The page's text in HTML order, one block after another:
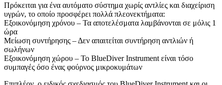
Πρόκειται για ένα αυτόματο σύστημα χωρίς αντλίες και διαχείριση
υγρών, το οποίο προσφέρει πολλά πλεονεκτήματα:
Εξοικονόμηση χρόνου – Τα αποτελέσματα λαμβάνονται σε μόλις 1
ώρα
Μείωση συντήρησης – Δεν απαιτείται συντήρηση αντλιών ή
σωλήνων
Εξοικονόμηση χώρου – Το BlueDiver Instrument είναι τόσο
συμπαγές όσο ένας φούρνος μικροκυμάτων